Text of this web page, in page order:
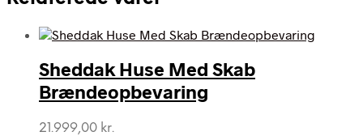
Sheddak Huse Med Skab
Brændeopbevaring
21.999,00 kr.